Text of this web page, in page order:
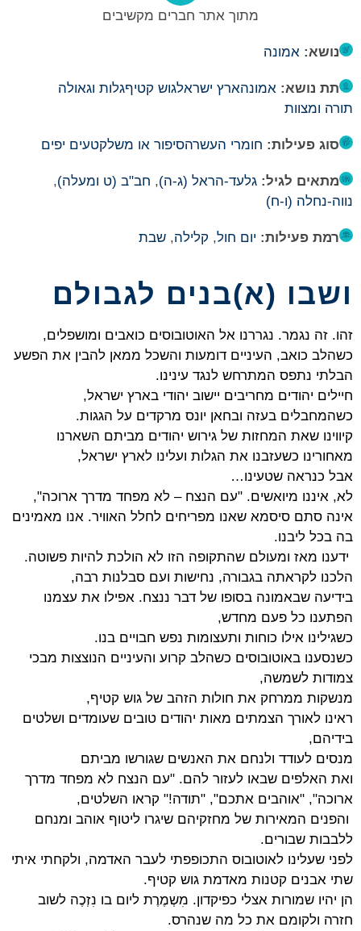
מתוך אתר חברים מקשיבים
נושא: אמונה
תת נושא: אמונהארץ ישראלגוש קטיףגלות וגאולה
תורה ומצוות
סוג פעילות: חומרי העשרהסיפור או משלקטעים יפים
מתאים לגיל: גלעד-הראל (ג-ה), חב"ב (ט ומעלה),
נווה-נחלה (ו-ח)
רמת פעילות: יום חול, קלילה, שבת
ושבו (א)בנים לגבולם
זהו. זה נגמר. נגררנו אל האוטובוסים כואבים ומושפלים,
כשהלב כואב, העיניים דומעות והשכל ממאן להבין את הפשע
הבלתי נתפס המתרחש לנגד עינינו.
חיילים יהודים מחריבים יישוב יהודי בארץ ישראל,
כשהמחבלים בעזה ובחאן יונס מרקדים על הגגות.
קיווינו שאת המחזות של גירוש יהודים מביתם השארנו
מאחורינו כשעזבנו את הגלות ועלינו לארץ ישראל,
אבל כנראה שטעינו…
לא, איננו מיואשים. "עם הנצח – לא מפחד מדרך ארוכה",
אינה סתם סיסמא שאנו מפריחים לחלל האוויר. אנו מאמינים
בה בכל ליבנו.
ידענו מאז ומעולם שהתקופה הזו לא הולכת להיות פשוטה.
הלכנו לקראתה בגבורה, נחישות ועם סבלנות רבה,
בידיעה שבאמונה בסופו של דבר ננצח. אפילו את עצמנו
הפתענו כל פעם מחדש,
כשגילינו אילו כוחות ותעצומות נפש חבויים בנו.
כשנסענו באוטובוסים כשהלב קרוע והעיניים הנוצצות מבכי
צמודות לשמשה,
מנשקות ממרחק את חולות הזהב של גוש קטיף,
ראינו לאורך הצמתים מאות יהודים טובים שעומדים ושלטים
בידיהם,
מנסים לעודד ולנחם את האנשים שגורשו מביתם
ואת האלפים שבאו לעזור להם. "עם הנצח לא מפחד מדרך
ארוכה", "אוהבים אתכם", "תודה!" קראו השלטים,
והפנים המאירות של מחזקיהם שיגרו ליטוף אוהב ומנחם
ללבבות שבורים.
לפני שעלינו לאוטובוס התכופפתי לעבר האדמה, ולקחתי איתי
שתי אבנים קטנות מאדמת גוש קטיף.
הן יהיו שמורות אצלי כפיקדון. מִשְמֶרֶת ליום בו נִזְכֶה לשוב
חזרה ולקומם את כל מה שנהרס.